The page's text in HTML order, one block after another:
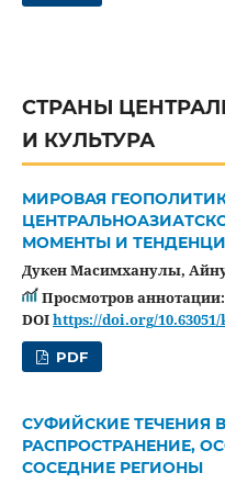
СТРАНЫ
И КУЛЬТУРА
МИРОВАЯ
МОМЕНТЫ И
Дукен Масимханулы,
Просмотров аннотации:
DOIhttps://doi.org/10.63051/
PDF
СУФИЙСКИЕ ТЕЧЕНИЯ
РАСПРОСТРАНЕНИЕ,
СОСЕДНИЕ РЕГИОНЫ